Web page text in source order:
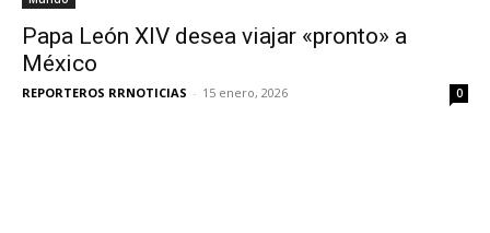
Papa León XIV desea viajar «pronto» a
México
REPORTEROS RRNOTICIAS - 15 enero, 2026 0